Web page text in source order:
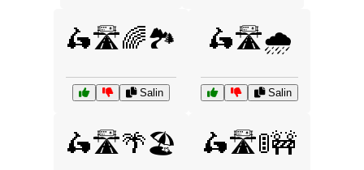
🛵🛣️🌈🏞️
Salin
🛵🛣️🌧️
Salin
🛵🛣️🌴🏖️ 🛵🛣️🚦🚧